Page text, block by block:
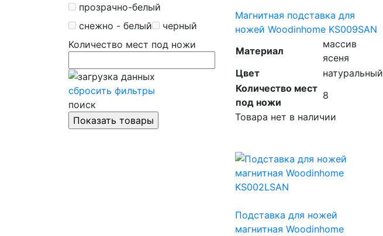
прозрачно-белый
снежно - белый
черный
Количество мест под ножи
сбросить фильтры
поиск
Магнитная подставка для
ножей Woodinhome KS009SAN
Материал
массив
ясеня
Цвет
натуральный
Количество мест
под ножи
8
Товара нет в наличии
Подставка для ножей
магнитная Woodinhome